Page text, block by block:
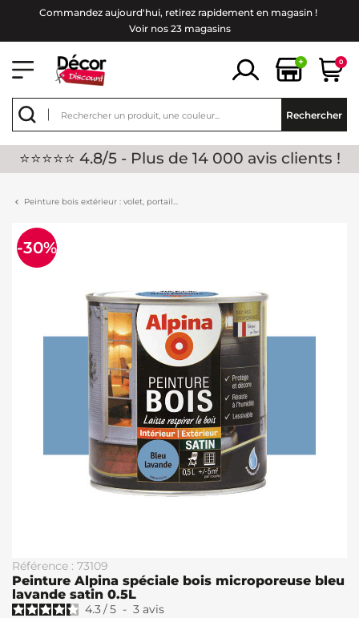
Commandez aujourd'hui, retirez rapidement en magasin !
Voir nos 23 magasins
+ 0
Rechercher
⭐⭐⭐⭐⭐ 4.8/5 - Plus de 14 000 avis clients !
Peinture bois extérieur : volet, portail...
-30%
Référence : 73109
Peinture Alpina spéciale bois microporeuse bleu
lavande satin 0.5L
4.3/5 - 3 avis